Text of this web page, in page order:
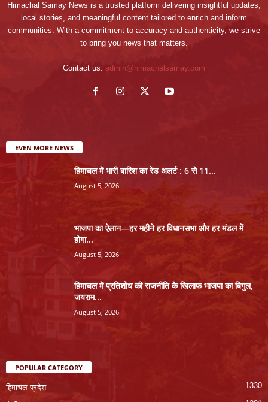
Himachal Samay News is a trusted platform delivering insightful updates,
local stories, and meaningful content tailored to enrich and inform
communities. With a commitment to accuracy and authenticity, we strive
to bring you news that matters.
Contact us: admin@himachalsamay.com
EVEN MORE NEWS
हिमाचल में भारी बारिश का रेड अलर्ट : 6 से 11...
August 5, 2026
भाजपा का ऐलान—हर महीने हर विधानसभा और हर मंडल में
होगा...
August 5, 2026
हिमाचल में प्रतिशोध की राजनीति के खिलाफ भाजपा का बिगुल,
जयराम...
August 5, 2026
POPULAR CATEGORY
हिमाचल प्रदेश 1330